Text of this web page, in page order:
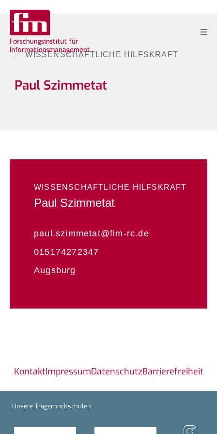
— WISSENSCHAFTLICHE HILFSKRAFT
Paul Szimmetat
WISSENSCHAFTLICHE HILFSKRAFT
Paul Szimmetat
paul.szimmetat@fim-rc.de
015174272347
Augsburg
Unsere Trägerhochschulen
KontaktImpressumDatenschutzBarrierefreiheit